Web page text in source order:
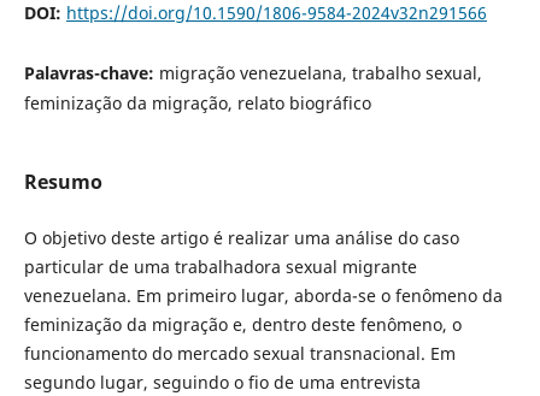
DOI: https://doi.org/10.1590/1806-9584-2024v32n291566
Palavras-chave: migração venezuelana, trabalho sexual,
feminização da migração, relato biográfico
Resumo
O objetivo deste artigo é realizar uma análise do caso
particular de uma trabalhadora sexual migrante
venezuelana. Em primeiro lugar, aborda-se o fenômeno da
feminização da migração e, dentro deste fenômeno, o
funcionamento do mercado sexual transnacional. Em
segundo lugar, seguindo o fio de uma entrevista